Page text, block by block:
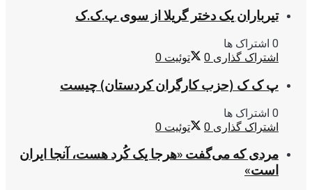
تیرباران یک دختر گریلا از سوی پ.ک.ک
0 اشتراک ها
اشتراک گذاری 0 توئیت 0
پ ک ک (حزب کارگران کردستان) چیست
0 اشتراک ها
اشتراک گذاری 0 توئیت 0
مردی که می‌گفت «هرجا یک کُرد هست، آنجا ایران
است»